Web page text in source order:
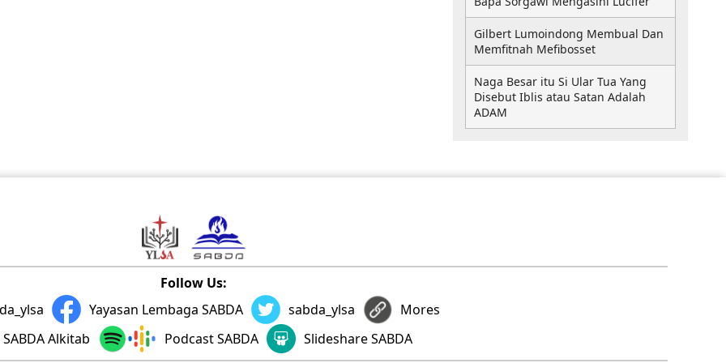
Gilbert Lumoindong Membual Dan
Memfitnah Mefibosset
Naga Besar itu Si Ular Tua Yang
Disebut Iblis atau Satan Adalah
ADAM
Follow Us:
Yayasan Lembaga SABDA sabda_ylsa
Mores
SABDA Alkitab
Podcast SABDA Slideshare SABDA